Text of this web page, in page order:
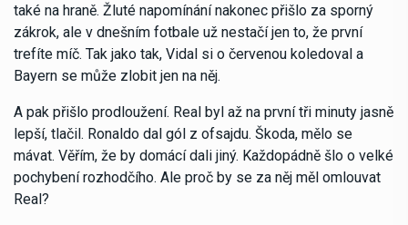
také na hraně. Žluté napomínání nakonec přišlo za sporný
zákrok, ale v dnešním fotbale už nestačí jen to, že první
trefíte míč. Tak jako tak, Vidal si o červenou koledoval a
Bayern se může zlobit jen na něj.
A pak přišlo prodloužení. Real byl až na první tři minuty jasně
lepší, tlačil. Ronaldo dal gól z ofsajdu. Škoda, mělo se
mávat. Věřím, že by domácí dali jiný. Každopádně šlo o velké
pochybení rozhodčího. Ale proč by se za něj měl omlouvat
Real?